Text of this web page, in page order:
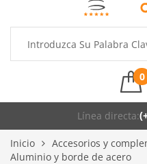
0
Línea directa:
Inicio Accesorios y
Aluminio y borde de acero